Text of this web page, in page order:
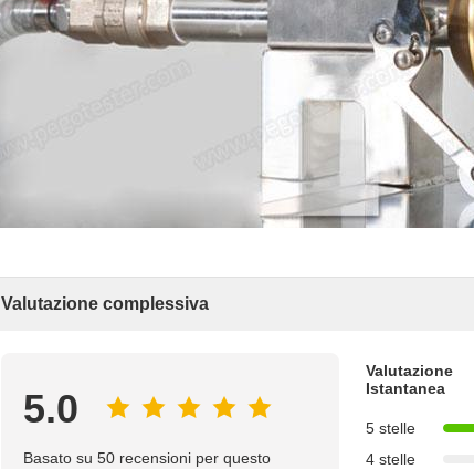
Valutazione complessiva
5.0
Basato su 50 recensioni per questo
Valutazione
Istantanea
5 stelle
4 stelle